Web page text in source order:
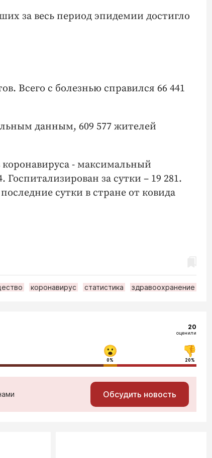
за весь период эпидемии достигло
Всего с болезнью справился 66 441
данным, 609 577 жителей
коронавируса - максимальный
Госпитализирован за сутки – 19 281.
сутки в стране от ковида
коронавирус статистика здравоохранение
20
оценили
0% 20%
Обсудить новость